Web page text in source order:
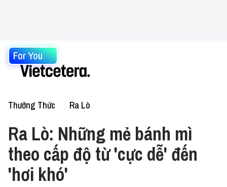
For You
Thưởng Thức Ra Lò
Ra Lò: Những mẻ bánh mì
theo cấp độ từ 'cực dễ' đến
'hơi khó'